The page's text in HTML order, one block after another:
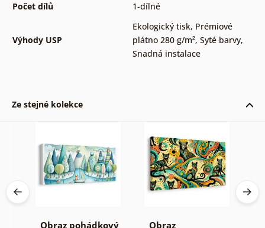
Počet dílů
1-dílné
Výhody USP
Ekologický tisk, Prémiové
plátno 280 g/m², Syté barvy,
Snadná instalace
Ze stejné kolekce
Obraz pohádkový Obraz